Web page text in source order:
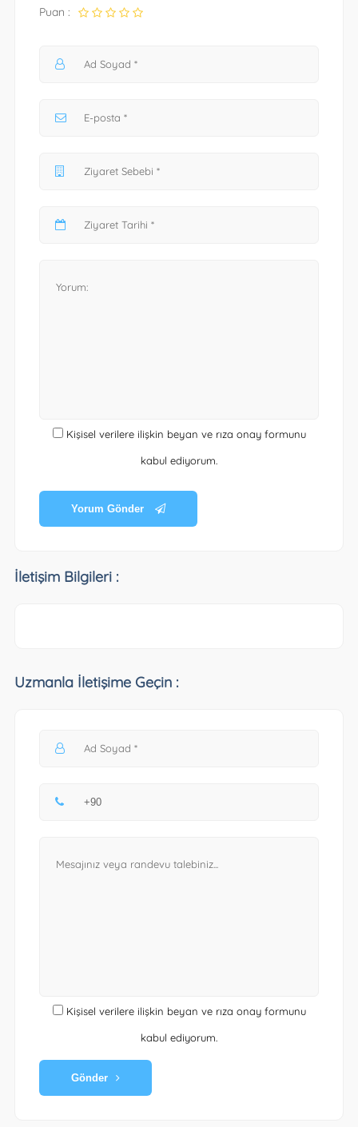
Puan :
Kişisel verilere ilişkin beyan ve rıza onay formunu
kabul ediyorum.
Yorum Gönder
İletişim Bilgileri :
Uzmanla İletişime Geçin :
Kişisel verilere ilişkin beyan ve rıza onay formunu
kabul ediyorum.
Gönder